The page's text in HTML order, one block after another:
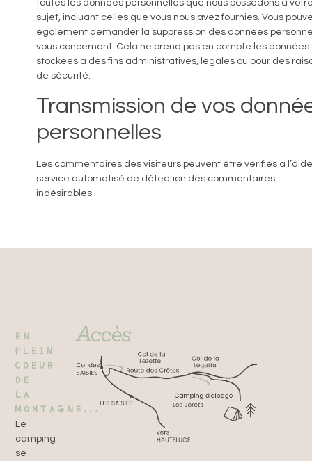
toutes les données personnelles que nous possédons à
sujet, incluant celles que vous nous avez fournies. Vous
également demander la suppression des données
vous concernant. Cela ne prend pas en compte les données
stockées à des fins administratives, légales ou pour des
de sécurité.
Transmission de vos
personnelles
Les commentaires des visiteurs peuvent être vérifiés à l’aide
service automatisé de détection des commentaires
indésirables.
EN
PLEIN
COEUR
DE
LA
MONTAGNE...
Le
camping
se